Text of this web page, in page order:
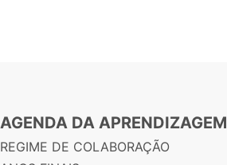
AGENDA DA APRENDIZAGEM
REGIME DE COLABORAÇÃO